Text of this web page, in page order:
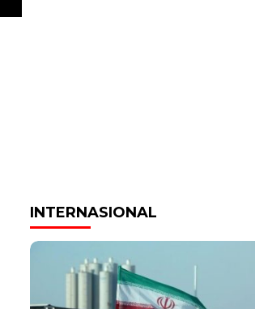
INTERNASIONAL